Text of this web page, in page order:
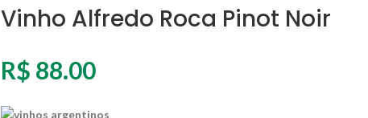
Vinho Alfredo Roca Pinot Noir
R$ 88.00